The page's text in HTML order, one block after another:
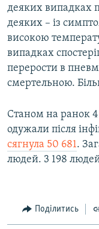
деяких випадках
деяких – із
високою
випадках
перерости в
смертельною.
Станом на ранок 4
одужали після
сягнула 50 681.
людей. 3 198
Поділитись